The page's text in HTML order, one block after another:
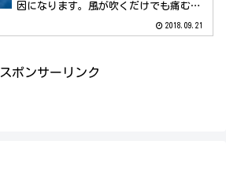
因になります。風が吹くだけでも痛むと
患者がゼロというわけではありません。
2018.09.21
スポンサーリンク